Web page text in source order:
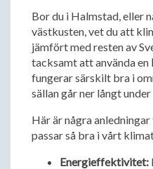
Bor du i Halmstad, eller
västkusten, vet du att
jämfört med resten av
tacksamt att använda en
fungerar särskilt bra i
sällan går ner långt
Här är några
passar så bra i vårt
Energieffektivitet: